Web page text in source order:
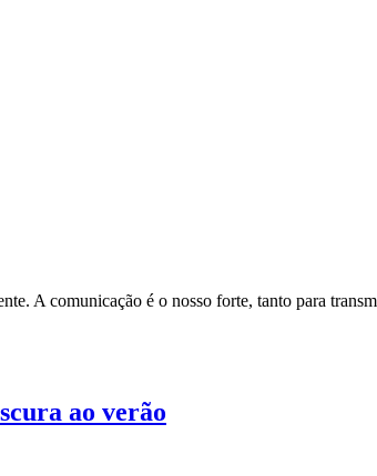
A comunicação é o nosso forte, tanto para
ao verão